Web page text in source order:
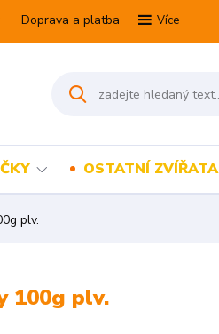
Doprava a platba Více
OSTATNÍ ZVÍŘATA
plv.
100g plv.